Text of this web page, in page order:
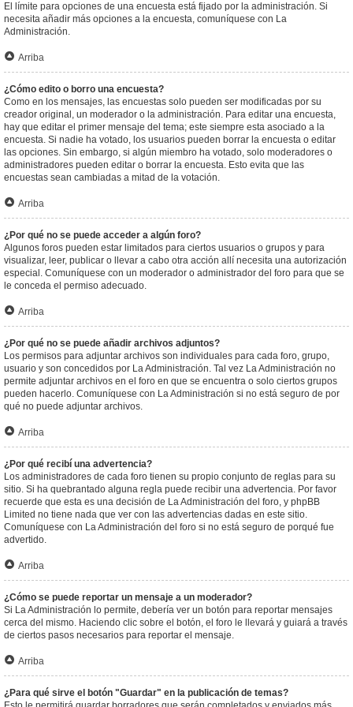
El límite para opciones de una encuesta está fijado por la administración. Si
necesita añadir más opciones a la encuesta, comuníquese con La
Administración.
Arriba
¿Cómo edito o borro una encuesta?
Como en los mensajes, las encuestas solo pueden ser modificadas por su
creador original, un moderador o la administración. Para editar una encuesta,
hay que editar el primer mensaje del tema; este siempre esta asociado a la
encuesta. Si nadie ha votado, los usuarios pueden borrar la encuesta o editar
las opciones. Sin embargo, si algún miembro ha votado, solo moderadores o
administradores pueden editar o borrar la encuesta. Esto evita que las
encuestas sean cambiadas a mitad de la votación.
Arriba
¿Por qué no se puede acceder a algún foro?
Algunos foros pueden estar limitados para ciertos usuarios o grupos y para
visualizar, leer, publicar o llevar a cabo otra acción allí necesita una autorización
especial. Comuníquese con un moderador o administrador del foro para que se
le conceda el permiso adecuado.
Arriba
¿Por qué no se puede añadir archivos adjuntos?
Los permisos para adjuntar archivos son individuales para cada foro, grupo,
usuario y son concedidos por La Administración. Tal vez La Administración no
permite adjuntar archivos en el foro en que se encuentra o solo ciertos grupos
pueden hacerlo. Comuníquese con La Administración si no está seguro de por
qué no puede adjuntar archivos.
Arriba
¿Por qué recibí una advertencia?
Los administradores de cada foro tienen su propio conjunto de reglas para su
sitio. Si ha quebrantado alguna regla puede recibir una advertencia. Por favor
recuerde que esta es una decisión de La Administración del foro, y phpBB
Limited no tiene nada que ver con las advertencias dadas en este sitio.
Comuníquese con La Administración del foro si no está seguro de porqué fue
advertido.
Arriba
¿Cómo se puede reportar un mensaje a un moderador?
Si La Administración lo permite, debería ver un botón para reportar mensajes
cerca del mismo. Haciendo clic sobre el botón, el foro le llevará y guiará a través
de ciertos pasos necesarios para reportar el mensaje.
Arriba
¿Para qué sirve el botón "Guardar" en la publicación de temas?